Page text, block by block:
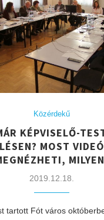
Közérdekű
KÉPVISELŐ-
MOST
2019.12.18.
tartott Fót város